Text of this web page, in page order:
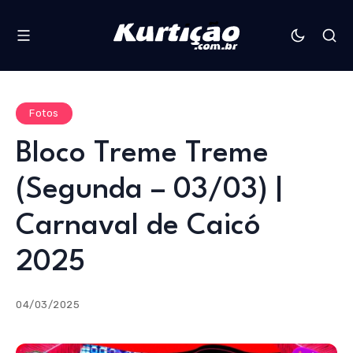
Fotos
Bloco Treme Treme
(Segunda – 03/03) |
Carnaval de Caicó
2025
04/03/2025